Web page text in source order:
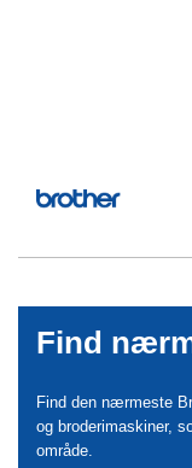
Find
Find den nærmeste
og broderimaskiner,
område.